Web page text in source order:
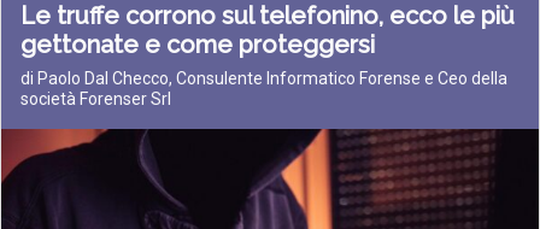
Le truffe corrono sul telefonino, ecco le più
gettonate e come proteggersi
di Paolo Dal Checco, Consulente Informatico Forense e Ceo della
società Forenser Srl